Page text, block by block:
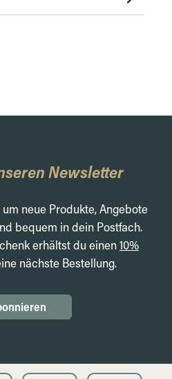
Newsletter
neue Produkte, Angebote
bequem in dein Postfach.
erhältst du einen10%
nächste Bestellung.